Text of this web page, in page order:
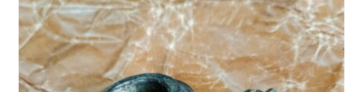
Košík
Pokladna